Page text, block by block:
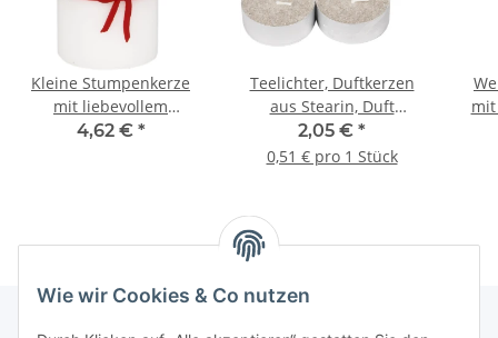
Wie wir Cookies & Co nutzen
Kleine Stumpenkerze
mit liebevollem
Weihnachtsmotiv
4,62 € *
Teelichter, Duftkerzen
aus Stearin, Duft
indische Seide, 4er-Set
2,05 € *
0,51 € pro 1 Stück